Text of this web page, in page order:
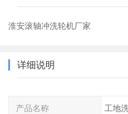
淮安滚轴冲洗轮机厂家
详细说明
产品名称 工地